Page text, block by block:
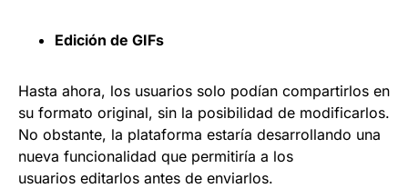
Edición de GIFs
Hasta ahora, los usuarios solo podían compartirlos en
su formato original, sin la posibilidad de modificarlos.
No obstante, la plataforma estaría desarrollando una
nueva funcionalidad que permitiría a los
usuarios editarlos antes de enviarlos.